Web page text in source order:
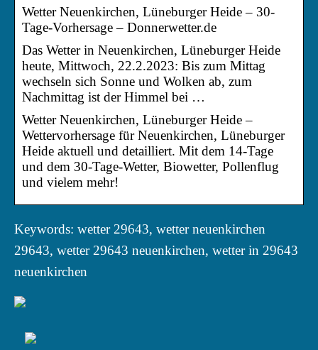
Wetter Neuenkirchen, Lüneburger Heide – 30-
Tage-Vorhersage – Donnerwetter.de
Das Wetter in Neuenkirchen, Lüneburger Heide
heute, Mittwoch, 22.2.2023: Bis zum Mittag
wechseln sich Sonne und Wolken ab, zum
Nachmittag ist der Himmel bei …
Wetter Neuenkirchen, Lüneburger Heide –
Wettervorhersage für Neuenkirchen, Lüneburger
Heide aktuell und detailliert. Mit dem 14-Tage
und dem 30-Tage-Wetter, Biowetter, Pollenflug
und vielem mehr!
Keywords: wetter 29643, wetter neuenkirchen
29643, wetter 29643 neuenkirchen, wetter in 29643
neuenkirchen